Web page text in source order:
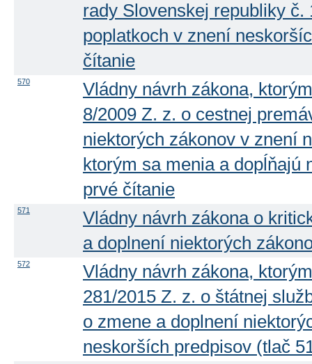
rady Slovenskej republiky
poplatkoch v znení
čítanie
570
Vládny návrh zákona,
8/2009 Z. z. o cestnej
niektorých zákonov v znení
ktorým sa menia a dopĺňajú
prvé čítanie
571
Vládny návrh zákona o
a doplnení niektorých
572
Vládny návrh zákona,
281/2015 Z. z. o štátnej
o zmene a doplnení
neskorších predpisov (tlač